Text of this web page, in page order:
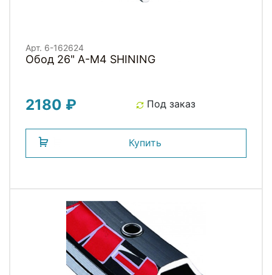
Арт. 6-162624
Обод 26" A-M4 SHINING
2180 ₽ Под заказ
Купить